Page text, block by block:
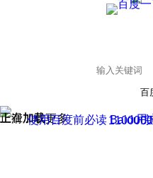
百
正在加载
上滑加载更多 用
使用百度前必读 Baidu
京公网安备